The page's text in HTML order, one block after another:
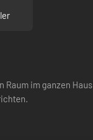
im ganzen